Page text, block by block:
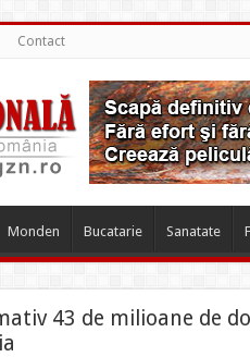
Contact
Monden Bucatarie Sanatate
43 de milioane de